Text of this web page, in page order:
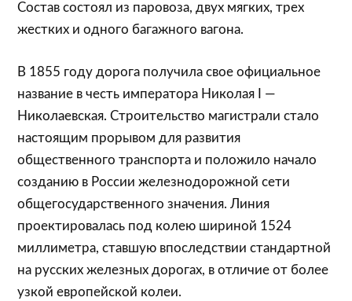
Состав состоял из паровоза, двух мягких, трех
жестких и одного багажного вагона.
В 1855 году дорога получила свое официальное
название в честь императора Николая I —
Николаевская. Строительство магистрали стало
настоящим прорывом для развития
общественного транспорта и положило начало
созданию в России железнодорожной сети
общегосударственного значения. Линия
проектировалась под колею шириной 1524
миллиметра, ставшую впоследствии стандартной
на русских железных дорогах, в отличие от более
узкой европейской колеи.